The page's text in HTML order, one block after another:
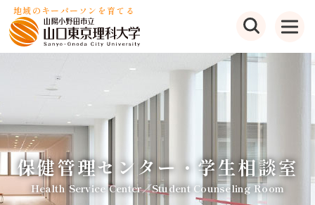
地域のキーパーソンを育てる
保健管理センター・学生相談室
Health Service Center／Student Counseling Room